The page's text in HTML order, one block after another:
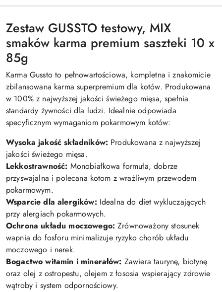
Zestaw GUSSTO testowy, MIX
smaków karma premium saszteki 10 x
85g
Karma Gussto to pełnowartościowa, kompletna i znakomicie
zbilansowana karma superpremium dla kotów. Produkowana
w 100% z najwyższej jakości świeżego mięsa, spełnia
standardy żywności dla ludzi. Idealnie odpowiada
specyficznym wymaganiom pokarmowym kotów:
Wysoka jakość składników: Produkowana z najwyższej
jakości świeżego mięsa.
Lekkostrawność: Monobiałkowa formuła, dobrze
przyswajalna i polecana kotom z wrażliwym przewodem
pokarmowym.
Wsparcie dla alergików: Idealna do diet wykluczających
przy alergiach pokarmowych.
Ochrona układu moczowego: Zrównoważony stosunek
wapnia do fosforu minimalizuje ryzyko chorób układu
moczowego i nerek.
Bogactwo witamin i minerałów: Zawiera taurynę, biotynę
oraz olej z ostropestu, olejem z łososia wspierający zdrowie
wątroby i system odpornościowy.